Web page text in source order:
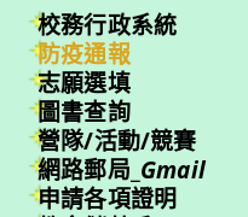
校務行政系統
防疫通報
志願選填
圖書查詢
營隊/活動/競賽
網路郵局_ Gmail
申請各項證明